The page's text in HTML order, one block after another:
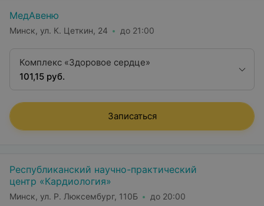
МедАвеню
Минск, ул. К. Цеткин, 24 до 21:00
Комплекс «Здоровое сердце»
101,15 руб.
Записаться
Республиканский научно-практический
центр «Кардиология»
Минск, ул. Р. Люксембург, 110Б до 20:00